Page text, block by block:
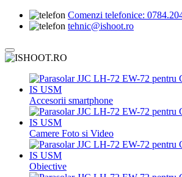
Comenzi telefonice:
tehnic@ishoot.ro
Accesorii smartphone
Camere Foto si Video
Obiective